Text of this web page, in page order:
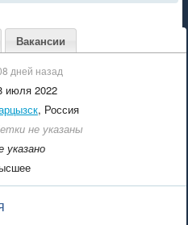
Вакансии
дней назад
июля 2022
, Россия
не указаны
указано